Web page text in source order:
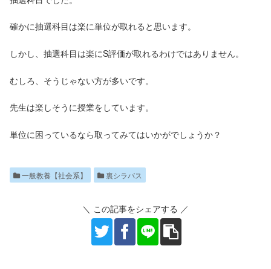
確かに抽選科目は楽に単位が取れると思います。
しかし、抽選科目は楽にS評価が取れるわけではありません。
むしろ、そうじゃない方が多いです。
先生は楽しそうに授業をしています。
単位に困っているなら取ってみてはいかがでしょうか？
一般教養【社会系】 裏シラバス
＼ この記事をシェアする ／